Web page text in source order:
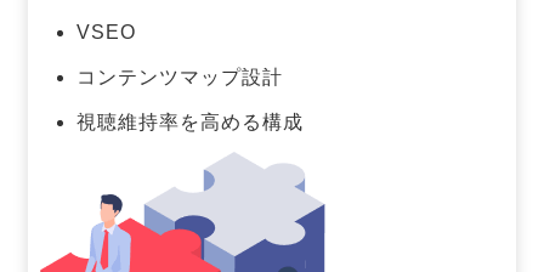
VSEO
コンテンツマップ設計
視聴維持率を高める構成